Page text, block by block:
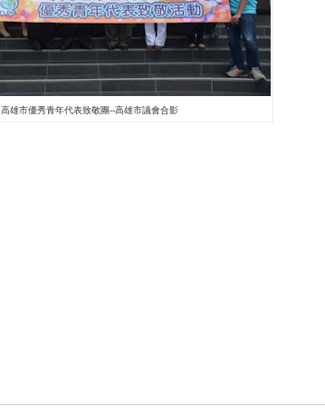
高雄市優秀青年代表致敬團--高雄市議會合影